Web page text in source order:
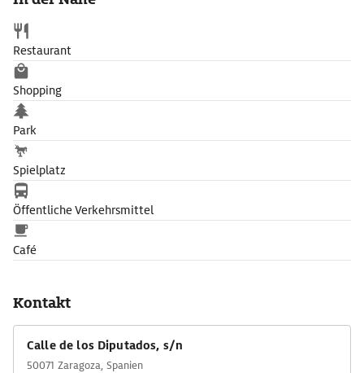
Restaurant
Shopping
Park
Spielplatz
Öffentliche Verkehrsmittel
Café
Kontakt
Calle de los Diputados, s/n
50071 Zaragoza, Spanien